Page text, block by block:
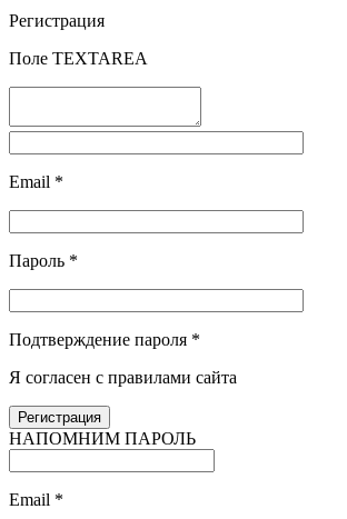
Регистрация
Поле TEXTAREA
Email *
Пароль *
Подтверждение пароля *
Я согласен с правилами сайта
НАПОМНИМ ПАРОЛЬ
Email *